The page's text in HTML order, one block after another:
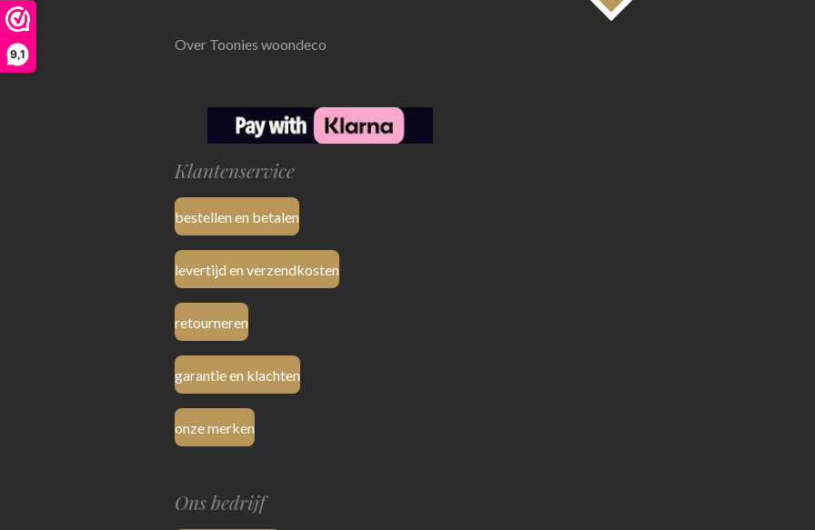
9,1
Over Toonies woondeco
Klantenservice
bestellen en betalen
levertijd en verzendkosten
retourneren
garantie en klachten
onze merken
Ons bedrijf